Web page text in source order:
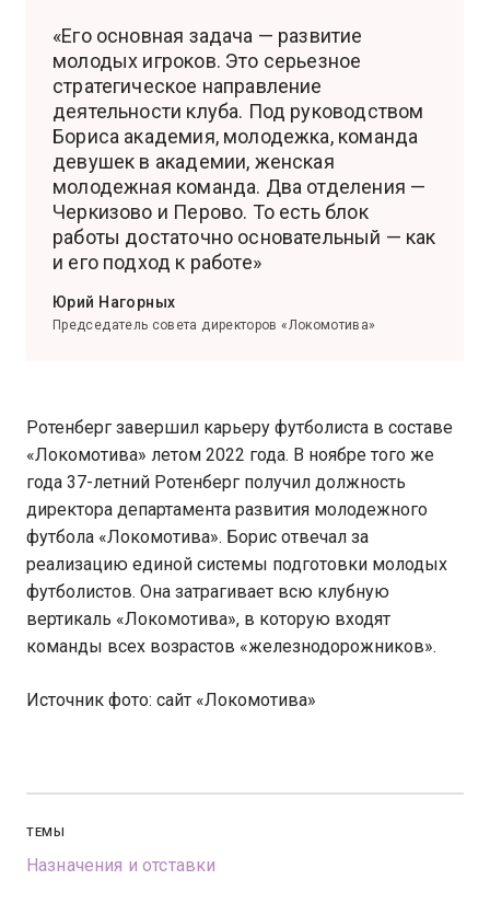
«Его основная задача — развитие
молодых игроков. Это серьезное
стратегическое направление
деятельности клуба. Под руководством
Бориса академия, молодежка, команда
девушек в академии, женская
молодежная команда. Два отделения —
Черкизово и Перово. То есть блок
работы достаточно основательный — как
и его подход к работе»
Юрий Нагорных
Председатель совета директоров «Локомотива»
Ротенберг завершил карьеру футболиста в составе
«Локомотива» летом 2022 года. В ноябре того же
года 37-летний Ротенберг получил должность
директора департамента развития молодежного
футбола «Локомотива». Борис отвечал за
реализацию единой системы подготовки молодых
футболистов. Она затрагивает всю клубную
вертикаль «Локомотива», в которую входят
команды всех возрастов «железнодорожников».
Источник фото: сайт «Локомотива»
ТЕМЫ
Назначения и отставки